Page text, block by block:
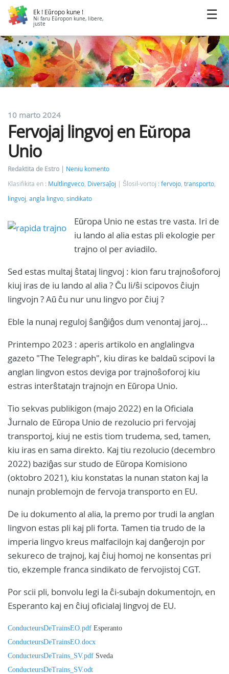
Ek ! Eŭropo kune !
Ni faru Eŭropon kune, libere,
juste
10 marto 2024
Fervojaj lingvoj en Eŭropa
Unio
Redaktita de Estro
Neniu komento
Klasifikita en : Multlingveco, Diversaĵoj Ŝlosil-vortoj : fervojo, transporto,
lingvoj, angla lingvo, sindikato
Eŭropa Unio ne estas tre vasta. Iri de
iu lando al alia estas pli ekologie per
trajno ol per aviadilo.
Sed estas multaj ŝtataj lingvoj : kion faru trajnoŝoforoj
kiuj iras de iu lando al alia ? Ĉu li/ŝi scipovos ĉiujn
lingvojn ? Aŭ ĉu nur unu lingvo por ĉiuj ?
Eble la nunaj reguloj ŝanĝiĝos dum venontaj jaroj...
Printempo 2023 : aperis artikolo en anglalingva
gazeto "The Telegraph", kiu diras ke baldaŭ scipovi la
anglan lingvon estos deviga por trajnoŝoforoj kiu
estras interŝtatajn trajnojn en Eŭropa Unio.
Tio sekvas publikigon (majo 2022) en la Oficiala
Ĵurnalo de Eŭropa Unio de rezolucio pri fervojaj
transportoj, kiuj ne estis tiom trudema, sed, tamen,
kiu iras en sama direkto. Kaj tiu rezolucio (decembro
2022) baziĝas sur studo de Eŭropa Komisiono
(oktobro 2021), kiu konstatas la nunan staton kaj la
nunajn problemojn de fervoja transporto en EU.
De iu dokumento al alia, la premo por trudi la anglan
lingvon estas pli kaj pli forta. Tamen tia trudo de la
imperia lingvo kreus malfacilojn kaj danĝerojn por
sekureco de trajnoj, kaj ĉiuj homoj ne konsentas pri
tio, ekzemple franca sindikato de fervojistoj CGT.
Por scii pli, bonvolu legi la ĉi-subajn dokumentojn, en
Esperanto kaj en ĉiuj oficialaj lingvoj de EU.
ConducteursDeTrainsEO.pdf Esperanto
ConducteursDeTrainsEO.docx
ConducteursDeTrains_SV.pdf Sveda
ConducteursDeTrains_SV.odt